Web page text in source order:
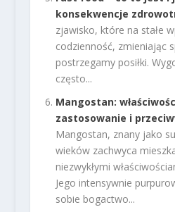
konsekwencje
zjawisko, które na stałe
codzienność, zmieniając
postrzegamy posiłki.
często...
Mangostan:
zastosowanie i
Mangostan, znany jako
wieków zachwyca
niezwykłymi
Jego intensywnie
sobie bogactwo...